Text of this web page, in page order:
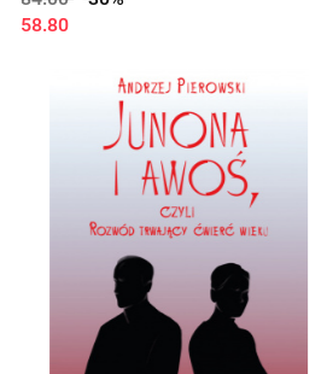
58.80